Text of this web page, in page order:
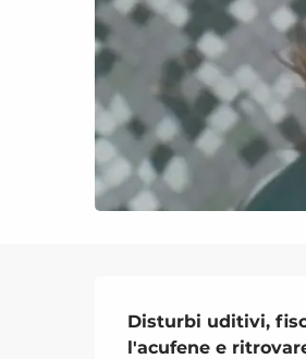
Disturbi uditivi,
l'acufene e